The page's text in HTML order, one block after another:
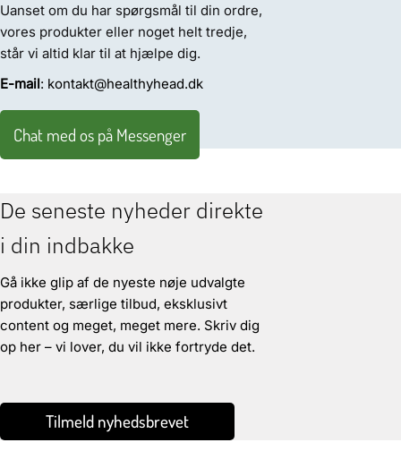
Uanset om du har spørgsmål til din ordre,
vores produkter eller noget helt tredje,
står vi altid klar til at hjælpe dig.
E-mail: kontakt@healthyhead.dk
Chat med os på Messenger
De seneste nyheder direkte
i din indbakke
Gå ikke glip af de nyeste nøje udvalgte
produkter, særlige tilbud, eksklusivt
content og meget, meget mere. Skriv dig
op her – vi lover, du vil ikke fortryde det.
Tilmeld nyhedsbrevet